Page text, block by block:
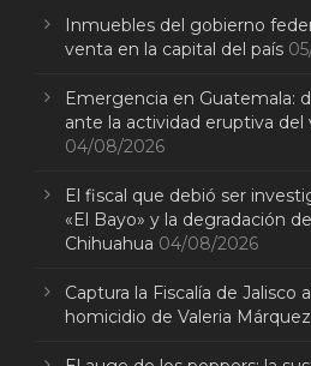
Inmuebles del gobierno
venta en la capital del país
Emergencia en Guatemala:
ante la actividad eruptiva del
04/08/2026
El fiscal que debió ser
«El Bayo» y la degradación
Chihuahua 04/08/2026
Captura la Fiscalía de Jalisco
homicidio de Valeria Márquez